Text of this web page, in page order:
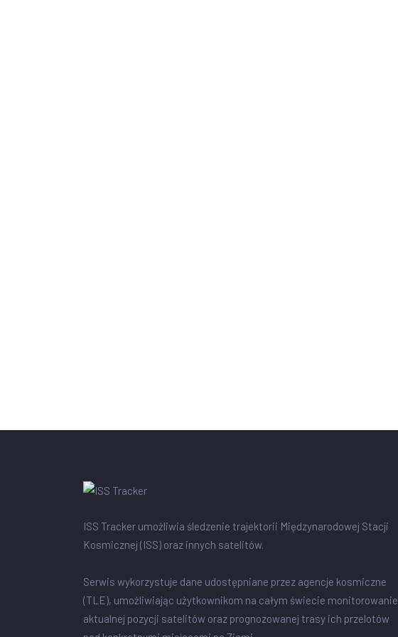
ISS Tracker umożliwia śledzenie trajektorii Międzynarodowej Stacji
Kosmicznej (ISS) oraz innych satelitów.
Serwis wykorzystuje dane udostępniane przez agencje kosmiczne
(TLE), umożliwiając użytkownikom na całym świecie monitorowanie
aktualnej pozycji satelitów oraz prognozowanej trasy ich przelotów